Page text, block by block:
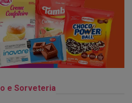
e Sorveteria